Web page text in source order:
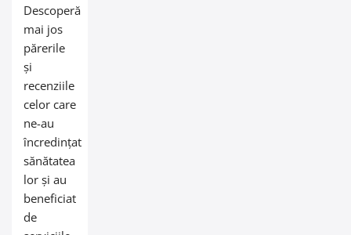
Descoperă
mai jos
părerile
și
recenziile
celor care
ne-au
încredințat
sănătatea
lor și au
beneficiat
de